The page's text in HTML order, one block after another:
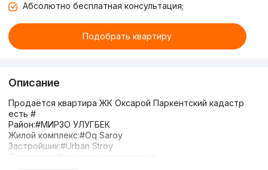
Абсолютно бесплатная консультация;
Подобрать квартиру
Описание
Продаётся квартира ЖК Оксарой Паркентский кадастр
есть #
Район:#МИРЗО УЛУГБЕК
Жилой комплекс:#Oq Saroy
Застройшик:#Urban Stroy
Состояние:#под ключ евроремонт